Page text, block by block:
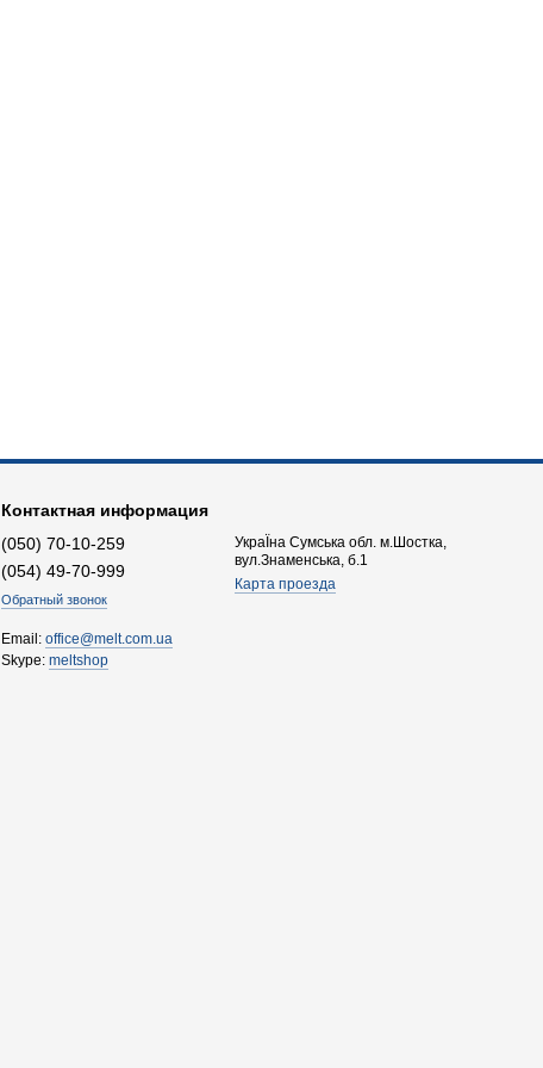
Контактная информация
(050) 70-10-259
(054) 49-70-999
Обратный звонок
УкраЇна Сумська обл. м.Шостка,
вул.Знаменська, б.1
Карта проезда
Email:office@melt.com.ua
Skype:meltshop